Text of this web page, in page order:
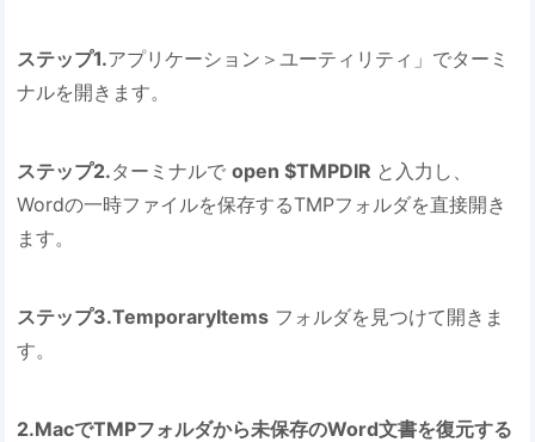
ステップ1.アプリケーション＞ユーティリティ」でターミ
ナルを開きます。
ステップ2.ターミナルでopen $TMPDIR と入力し、
Wordの一時ファイルを保存するTMPフォルダを直接開き
ます。
ステップ3.TemporaryItems フォルダを見つけて開きま
す。
2.MacでTMPフォルダから未保存のWord文書を復元する